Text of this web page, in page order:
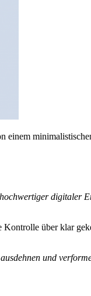
digitaler
über klar
und